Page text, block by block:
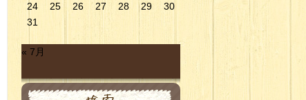
24
25 26 27 28 29
30
31
« 7月